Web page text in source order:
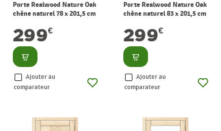
Porte Realwood Nature Oak
chêne naturel 78 x 201,5 cm
299€
Consulter
Ajouter au
comparateur
Porte Realwood Nature Oak
chêne naturel 83 x 201,5 cm
299€
Consulter
Ajouter au
comparateur